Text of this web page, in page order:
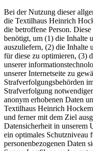
Bei der Nutzung dieser
die Textilhaus Heinrich
die betroffene Person.
benötigt, um (1) die Inhalte
auszuliefern, (2) die Inhalte
für diese zu optimieren, (3)
unserer
unserer Internetseite zu
Strafverfolgungsbehörden
Strafverfolgung
anonym erhobenen Daten
Textilhaus Heinrich
und ferner mit dem Ziel
Datensicherheit in unserem
ein optimales Schutzniveau
personenbezogenen Daten